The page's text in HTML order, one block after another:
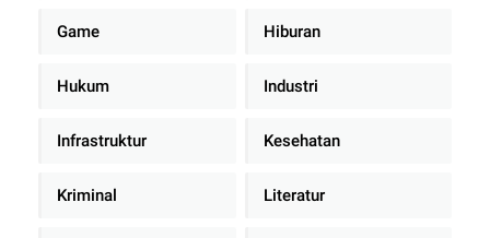
Game Hiburan
Hukum Industri
Infrastruktur Kesehatan
Kriminal Literatur